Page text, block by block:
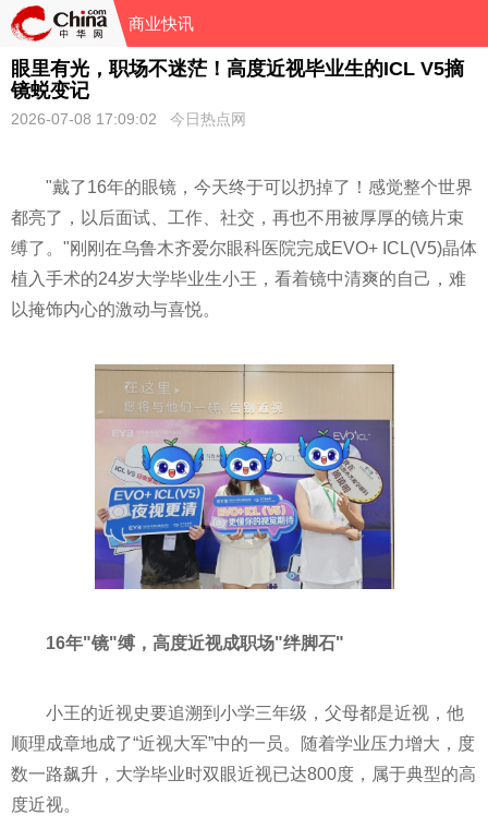
商业快讯
眼里有光，职场不迷茫！高度近视毕业生的ICL V5摘
镜蜕变记
2026-07-08 17:09:02 今日热点网
"戴了16年的眼镜，今天终于可以扔掉了！感觉整个世界
都亮了，以后面试、工作、社交，再也不用被厚厚的镜片束
缚了。"刚刚在乌鲁木齐爱尔眼科医院完成EVO+ ICL(V5)晶体
植入手术的24岁大学毕业生小王，看着镜中清爽的自己，难
以掩饰内心的激动与喜悦。
16年"镜"缚，高度近视成职场"绊脚石"
小王的近视史要追溯到小学三年级，父母都是近视，他
顺理成章地成了“近视大军”中的一员。随着学业压力增大，度
数一路飙升，大学毕业时双眼近视已达800度，属于典型的高
度近视。